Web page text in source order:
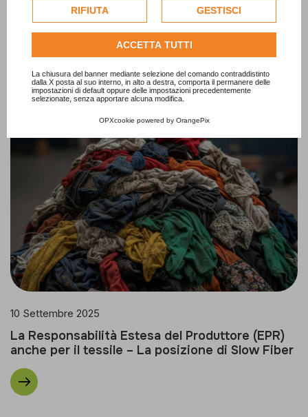
dell'utente e, se consentito, potrebbero essere utilizzati
per personalizzare gli annunci pubblicitari. Per ulteriori
informazioni su come Google utilizza i dati raccolti,
politica sulla privacy di Google
Consulta l'informativa cookie completa.
RIFIUTA GESTISCI
ACCETTA TUTTI
La chiusura del banner mediante selezione del comando contraddistinto
dalla X posta al suo interno, in alto a destra, comporta il permanere delle
impostazioni di default oppure delle impostazioni precedentemente
selezionate, senza apportare alcuna modifica.
OPXcookie powered by OrangePix
Slow Fiber a Osaka 2025: verso una filiera
tessile sostenibile e senza confini
10 Settembre 2025
La Responsabilità Estesa del Produttore (EPR)
anche per il tessile – La posizione di Slow Fiber